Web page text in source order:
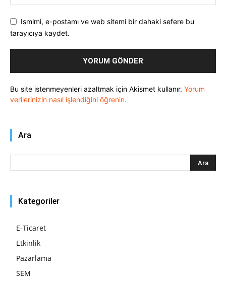
Ismimi, e-postamı ve web sitemi bir dahaki sefere bu
tarayıcıya kaydet.
Bu site istenmeyenleri azaltmak için Akismet kullanır. Yorum
verilerinizin nasıl işlendiğini öğrenin.
Ara
Kategoriler
E-Ticaret
Etkinlik
Pazarlama
SEM